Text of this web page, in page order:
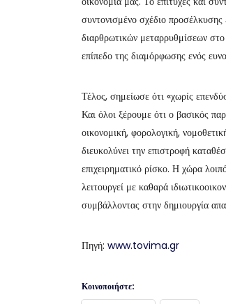
συντονισμένο σχέδιο
διαρθρωτικών μεταρρυθμίσεων
επίπεδο της διαμόρφωσης ενός
Τέλος, σημείωσε ότι «χωρίς
Και όλοι ξέρουμε ότι ο βασικός
οικονομική, φορολογική,
διευκολύνει την επιστροφή
επιχειρηματικό ρίσκο. Η χώρα
λειτουργεί με καθαρά
συμβάλλοντας στην δημιουργία
Πηγή: www.tovima.gr
Κοινοποιήστε: